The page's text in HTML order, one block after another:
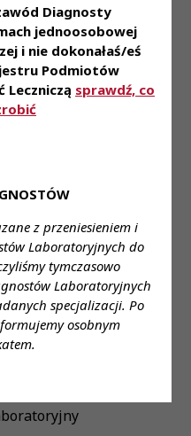
Diagnosty
jednoosobowej
i nie dokonałaś/eś
Podmiotów
Leczniczą sprawdź, co
z przeniesieniem i
Laboratoryjnych do
tymczasowo
Laboratoryjnych
specjalizacji. Po
osobnym
m.in: karty
grupowego
laboratoryjne,
wewnętrznych
wyższe
gwarantowane